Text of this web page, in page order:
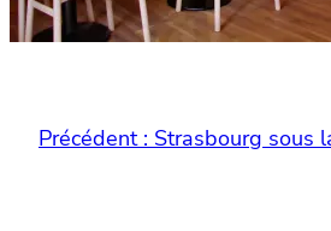
Précédent : Strasbourg sous